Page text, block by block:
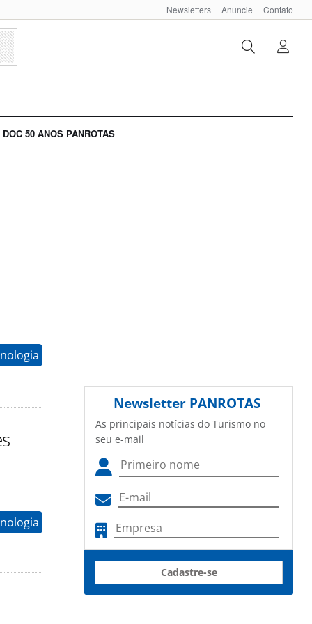
Newsletters Anuncie Contato
DOC 50 ANOS PANROTAS
Newsletter PANROTAS
As principais notícias do Turismo no
seu e-mail
Cadastre-se